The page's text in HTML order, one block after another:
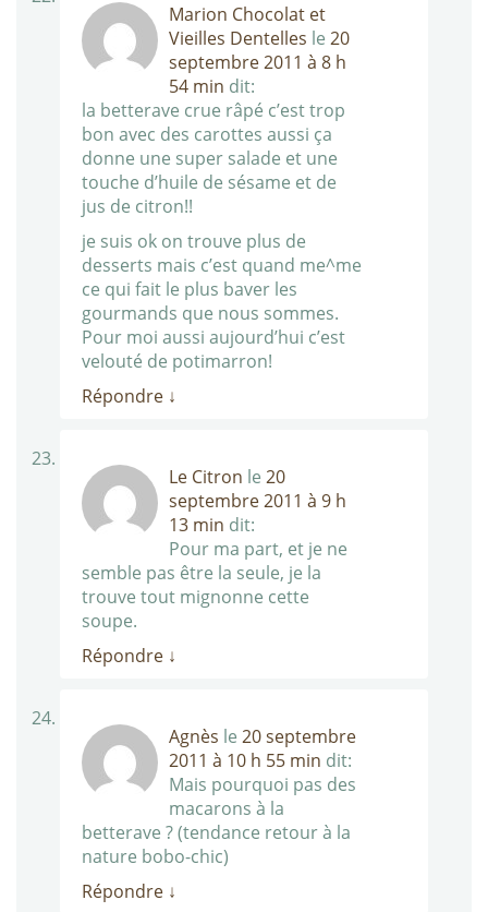
Marion Chocolat et
Vieilles Dentelles le 20
septembre 2011 à 8 h
54 min dit:
la betterave crue râpé c’est trop
bon avec des carottes aussi ça
donne une super salade et une
touche d’huile de sésame et de
jus de citron!!
je suis ok on trouve plus de
desserts mais c’est quand me^me
ce qui fait le plus baver les
gourmands que nous sommes.
Pour moi aussi aujourd’hui c’est
velouté de potimarron!
Répondre ↓
Le Citron le 20
septembre 2011 à 9 h
13 min dit:
Pour ma part, et je ne
semble pas être la seule, je la
trouve tout mignonne cette
soupe.
Répondre ↓
Agnès le 20 septembre
2011 à 10 h 55 min dit:
Mais pourquoi pas des
macarons à la
betterave ? (tendance retour à la
nature bobo-chic)
Répondre ↓